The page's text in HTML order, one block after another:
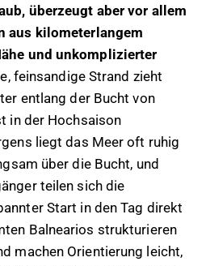
überzeugt aber vor allem
aus kilometerlangem
und unkomplizierter
feinsandige Strand zieht
entlang der Bucht von
in der Hochsaison
liegt das Meer oft ruhig
über die Bucht, und
teilen sich die
Start in den Tag direkt
Balnearios strukturieren
machen Orientierung leicht,